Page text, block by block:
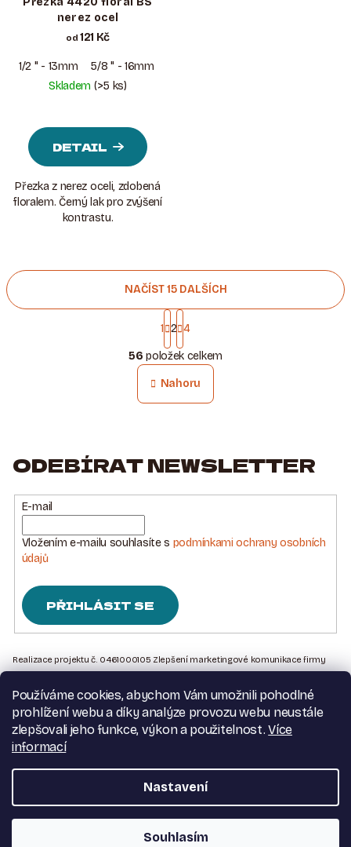
Používáme cookies, abychom Vám umožnili pohodlné
prohlížení webu a díky analýze provozu webu neustále
zlepšovali jeho funkce, výkon a použitelnost.Více
informací
Nastavení
Souhlasím
nerez ocel
od 121 Kč
1/2 " - 13mm 5/8 " - 16mm
Skladem (>5 ks)
DETAIL
Přezka z nerez oceli, zdobená
floralem. Černý lak pro zvýšení
kontrastu.
O
V
L
Á
Í
P
K
Ý
P
I
S
U
NAČÍST 15 DALŠÍCH
S
T
R
Á
N
K
O
Í
1 2 4
56 položek celkem
Nahoru
ODEBÍRAT NEWSLETTER
E-mail
Vložením e-mailu souhlasíte s podmínkami ochrany osobních
údajů
PŘIHLÁSIT SE
Á
P
A
T
Realizace projektu č. 0461000105 Zlepšení marketingové komunikace firmy
Kontakt na nás
Obchodní podmínky
Podmínky ochrany osobních údajů
Moje objednávka